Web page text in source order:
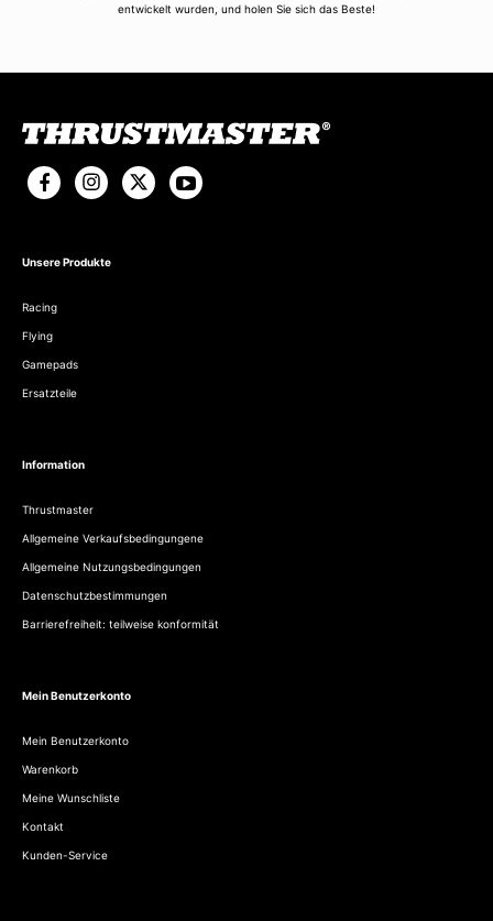
entwickelt wurden, und holen Sie sich das Beste!
Unsere Produkte
Racing
Flying
Gamepads
Ersatzteile
Information
Thrustmaster
Allgemeine Verkaufsbedingungene
Allgemeine Nutzungsbedingungen
Datenschutzbestimmungen
Barrierefreiheit: teilweise konformität
Mein Benutzerkonto
Mein Benutzerkonto
Warenkorb
Meine Wunschliste
Kontakt
Kunden-Service